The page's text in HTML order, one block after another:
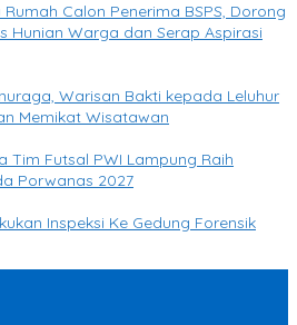
Calon Penerima BSPS, Dorong
Hunian Warga dan Serap Aspirasi
Warisan Bakti kepada Leluhur
Memikat Wisatawan
Tim Futsal PWI Lampung Raih
Porwanas 2027
Inspeksi Ke Gedung Forensik